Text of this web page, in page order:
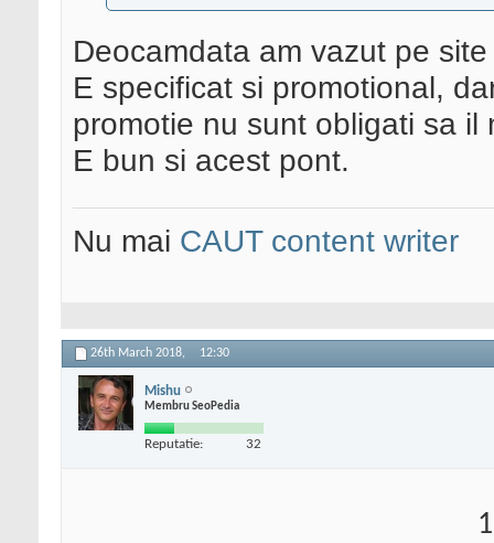
Deocamdata am vazut pe
E specificat si promotional,
promotie nu sunt obligati sa
E bun si acest pont.
Nu mai CAUT content writer
26th March 2018, 12:30
Mishu
Membru SeoPedia
Reputatie: 32